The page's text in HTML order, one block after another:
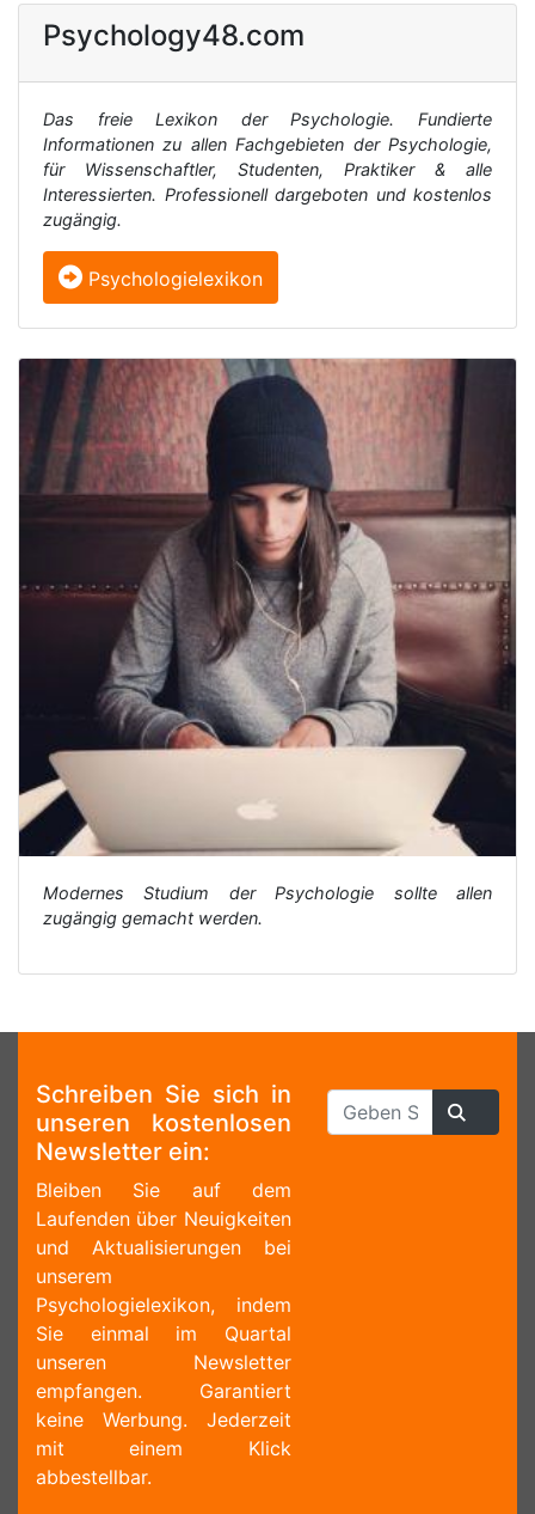
Psychology48.com
Das freie Lexikon der Psychologie. Fundierte
Informationen zu allen Fachgebieten der Psychologie,
für Wissenschaftler, Studenten, Praktiker & alle
Interessierten. Professionell dargeboten und kostenlos
zugängig.
Psychologielexikon
Modernes Studium der Psychologie sollte allen
zugängig gemacht werden.
Schreiben Sie sich in
unseren kostenlosen
Newsletter ein:
Bleiben Sie auf dem
Laufenden über Neuigkeiten
und Aktualisierungen bei
unserem
Psychologielexikon, indem
Sie einmal im Quartal
unseren Newsletter
empfangen. Garantiert
keine Werbung. Jederzeit
mit einem Klick
abbestellbar.